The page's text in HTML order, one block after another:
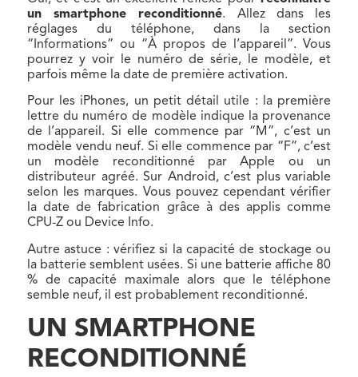
un smartphone reconditionné. Allez dans les
réglages du téléphone, dans la section
“Informations” ou “À propos de l’appareil”. Vous
pourrez y voir le numéro de série, le modèle, et
parfois même la date de première activation.
Pour les iPhones, un petit détail utile : la première
lettre du numéro de modèle indique la provenance
de l’appareil. Si elle commence par “M”, c’est un
modèle vendu neuf. Si elle commence par “F”, c’est
un modèle reconditionné par Apple ou un
distributeur agréé. Sur Android, c’est plus variable
selon les marques. Vous pouvez cependant vérifier
la date de fabrication grâce à des applis comme
CPU-Z ou Device Info.
Autre astuce : vérifiez si la capacité de stockage ou
la batterie semblent usées. Si une batterie affiche 80
% de capacité maximale alors que le téléphone
semble neuf, il est probablement reconditionné.
UN SMARTPHONE
RECONDITIONNÉ